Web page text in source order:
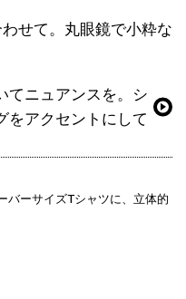
せて。丸眼鏡で小粋な
てニュアンスを。シ
をアクセントにして
バーサイズTシャツに、立体的